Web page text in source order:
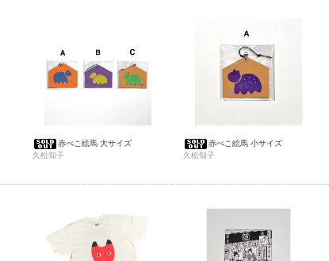
赤べこ絵馬 大サイズ
久松知子
赤べこ絵馬 小サイズ
久松知子